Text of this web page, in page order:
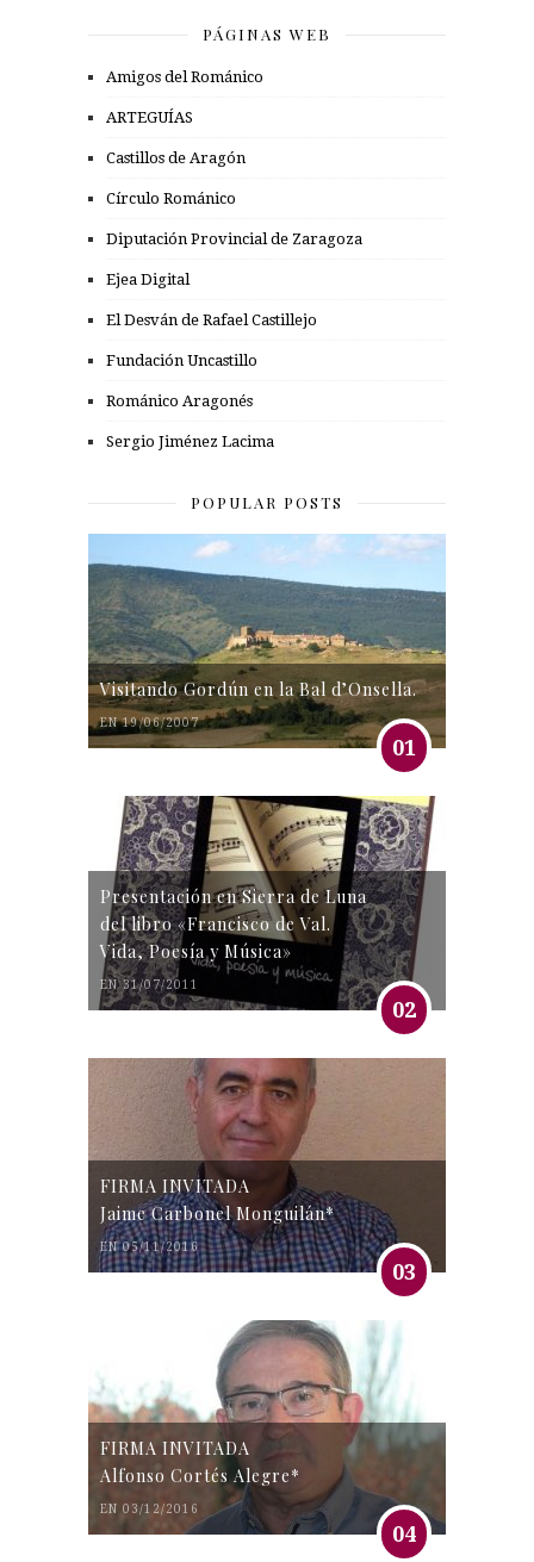
PÁGINAS WEB
Amigos del Románico
ARTEGUÍAS
Castillos de Aragón
Círculo Románico
Diputación Provincial de Zaragoza
Ejea Digital
El Desván de Rafael Castillejo
Fundación Uncastillo
Románico Aragonés
Sergio Jiménez Lacima
POPULAR POSTS
Visitando Gordún en la Bal d’Onsella.
EN 19/06/2007
01
Presentación en Sierra de Luna
del libro «Francisco de Val.
Vida, Poesía y Música»
EN 31/07/2011
02
FIRMA INVITADA
Jaime Carbonel Monguilán*
EN 05/11/2016
03
FIRMA INVITADA
Alfonso Cortés Alegre*
EN 03/12/2016
04